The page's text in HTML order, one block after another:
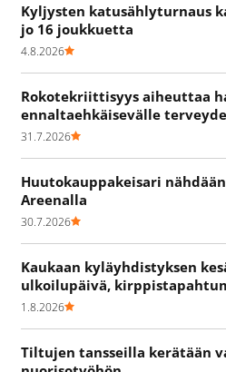
Kyljysten katusählyturnaus
jo 16 joukkuetta
4.8.2026
Rokotekriittisyys aiheuttaa
ennaltaehkäisevälle
31.7.2026
Huutokauppakeisari
Areenalla
30.7.2026
Kaukaan kyläyhdistyksen
ulkoilupäivä,
1.8.2026
Tiltujen tansseilla kerätään